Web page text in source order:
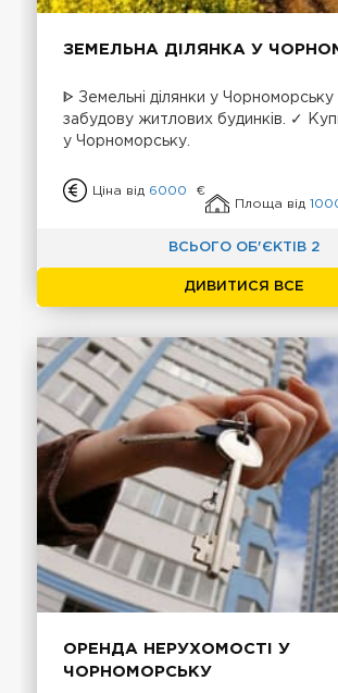
ЗЕМЕЛЬНА ДІЛЯНКА У
ᐈ Земельні ділянки у Чорноморську
забудову житлових будинків. ✓
у Чорноморську.
Ціна від 6000
€
Площа від
ВСЬОГО ОБ'ЄКТІВ 2
ДИВИТИСЯ ВСЕ
ОРЕНДА НЕРУХОМОСТІ У
ЧОРНОМОРСЬКУ